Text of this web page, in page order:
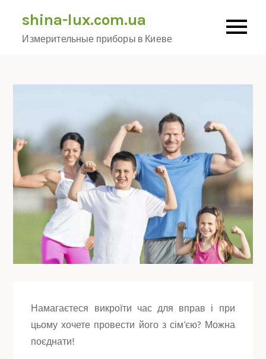
content
shina-lux.com.ua
Измерительные приборы в Киеве
Намагаєтеся викроїти час для вправ і при
цьому хочете провести його з сім’єю? Можна
поєднати!